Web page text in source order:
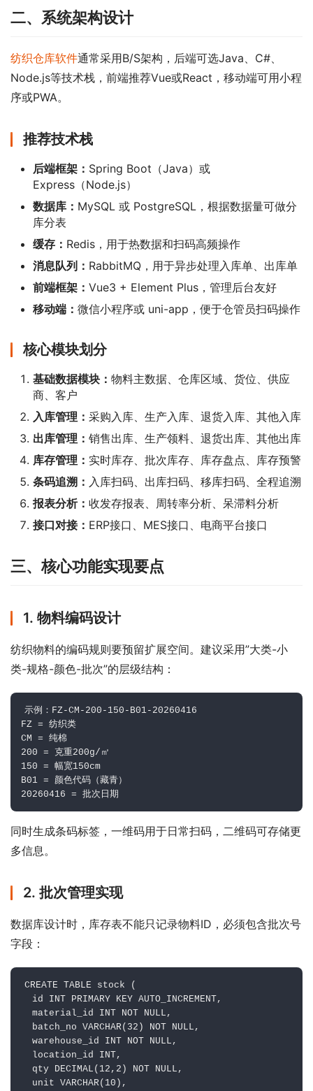
二、系统架构设计
纺织仓库软件通常采用B/S架构，后端可选Java、C#、
Node.js等技术栈，前端推荐Vue或React，移动端可用小程
序或PWA。
推荐技术栈
后端框架： Spring Boot（Java）或
Express（Node.js）
数据库： MySQL 或 PostgreSQL，根据数据量可做分
库分表
缓存： Redis，用于热数据和扫码高频操作
消息队列： RabbitMQ，用于异步处理入库单、出库单
前端框架： Vue3 + Element Plus，管理后台友好
移动端： 微信小程序或 uni-app，便于仓管员扫码操作
核心模块划分
基础数据模块： 物料主数据、仓库区域、货位、供应
商、客户
入库管理： 采购入库、生产入库、退货入库、其他入库
出库管理： 销售出库、生产领料、退货出库、其他出库
库存管理： 实时库存、批次库存、库存盘点、库存预警
条码追溯： 入库扫码、出库扫码、移库扫码、全程追溯
报表分析： 收发存报表、周转率分析、呆滞料分析
接口对接： ERP接口、MES接口、电商平台接口
三、核心功能实现要点
1. 物料编码设计
纺织物料的编码规则要预留扩展空间。建议采用”大类-小
类-规格-颜色-批次”的层级结构：
示例：FZ-CM-200-150-B01-20260416
FZ = 纺织类
CM = 纯棉
200 = 克重200g/㎡
150 = 幅宽150cm
B01 = 颜色代码（藏青）
同时生成条码标签，一维码用于日常扫码，二维码可存储更
多信息。
2. 批次管理实现
数据库设计时，库存表不能只记录物料ID，必须包含批次号
字段：
CREATE TABLE stock (
  id INT PRIMARY KEY AUTO_INCREMENT,
  material_id INT NOT NULL,
  batch_no VARCHAR(32) NOT NULL,
  warehouse_id INT NOT NULL,
  location_id INT,
  qty DECIMAL(12,2) NOT NULL,
  unit VARCHAR(10),